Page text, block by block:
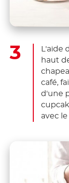
L'aide
haut
café,
d'une
avec